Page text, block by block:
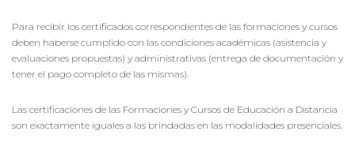
Para recibir los certificados correspondientes de las formaciones y cursos
deben haberse cumplido con las condiciones académicas (asistencia y
evaluaciones propuestas) y administrativas (entrega de documentación y
tener el pago completo de las mismas).
Las certificaciones de las Formaciones y Cursos de Educación a Distancia
son exactamente iguales a las brindadas en las modalidades presenciales.